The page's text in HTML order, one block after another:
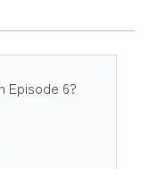
Episode 6?